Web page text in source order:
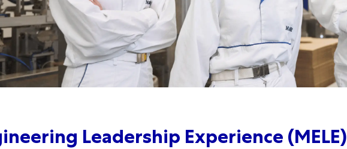
Leadership Experience (MELE)